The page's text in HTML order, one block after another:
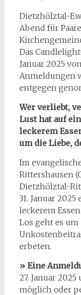
Dietzhölztal-
Abend für
Das
Januar 2025
Anmeldungen
entgegen
Wer verliebt,
Lust hat auf
leckerem
um die Liebe,
Im
Rittershausen
Dietzhölztal-
31. Januar
leckerem
Los geht es um
erbeten.
» Eine
27. Januar
möglich oder